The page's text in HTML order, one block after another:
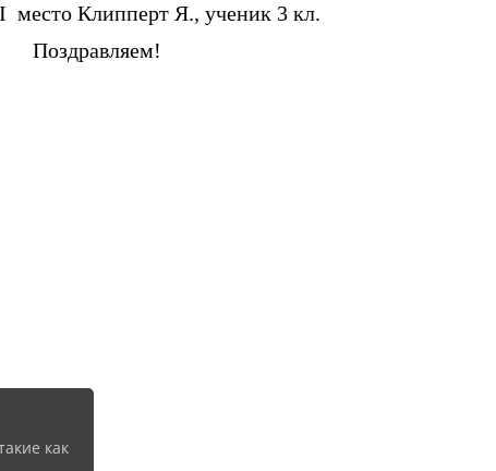
место Клипперт Я., ученик 3 кл.
как